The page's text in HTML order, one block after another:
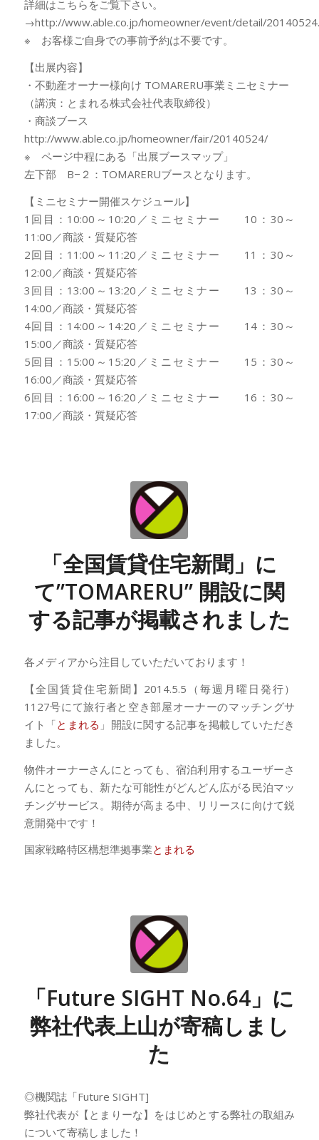
詳細はこちらをご覧下さい。
→http://www.able.co.jp/homeowner/event/detail/
※ お客様ご自身での事前予約は不要です。
【出展内容】
・不動産オーナー様向け TOMARERU事業ミニセミナー
（講演：とまれる株式会社代表取締役）
・商談ブース
http://www.able.co.jp/homeowner/fair/20140524/
※ ページ中程にある「出展ブースマップ」
左下部 B−２：TOMARERUブースとなります。
【ミニセミナー開催スケジュール】
1回目：10:00～10:20／ミニセミナー 10：30～
11:00／商談・質疑応答
2回目：11:00～11:20／ミニセミナー 11：30～
12:00／商談・質疑応答
3回目：13:00～13:20／ミニセミナー 13：30～
14:00／商談・質疑応答
4回目：14:00～14:20／ミニセミナー 14：30～
15:00／商談・質疑応答
5回目：15:00～15:20／ミニセミナー 15：30～
16:00／商談・質疑応答
6回目：16:00～16:20／ミニセミナー 16：30～
17:00／商談・質疑応答
「全国賃貸住宅新聞」に
て”TOMARERU” 開設に関
する記事が掲載されました
各メディアから注目していただいております！
【全国賃貸住宅新聞】2014.5.5（毎週月曜日発行）
1127号にて旅行者と空き部屋オーナーのマッチングサ
イト「とまれる 」開設に関する記事を掲載していただき
ました。
物件オーナーさんにとっても、宿泊利用するユーザーさ
んにとっても、新たな可能性がどんどん広がる民泊マッ
チングサービス。期待が高まる中、リリースに向けて鋭
意開発中です！
国家戦略特区構想準拠事業とまれる
「Future SIGHT No.64」に
弊社代表上山が寄稿しまし
た
◎機関誌「Future SIGHT]
弊社代表が【とまりーな】をはじめとする弊社の取組み
について寄稿しました！